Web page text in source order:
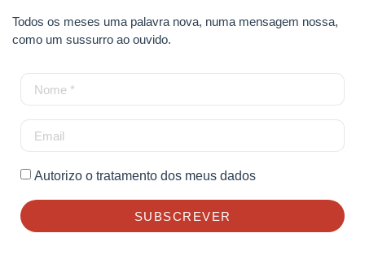
Todos os meses uma palavra nova, numa mensagem nossa,
como um sussurro ao ouvido.
Autorizo o tratamento dos meus dados
SUBSCREVER